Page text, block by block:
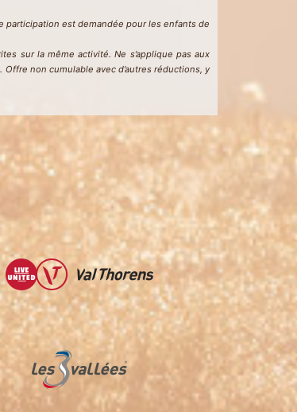
est demandée pour les enfants de
sur la même activité. Ne s’applique pas aux
non cumulable avec d’autres réductions, y